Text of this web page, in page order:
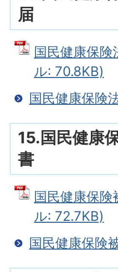
届
国民健康保
ル: 70.8KB)
国民健康保険
15.国民健康
書
国民健康保
ル: 72.7KB)
国民健康保険